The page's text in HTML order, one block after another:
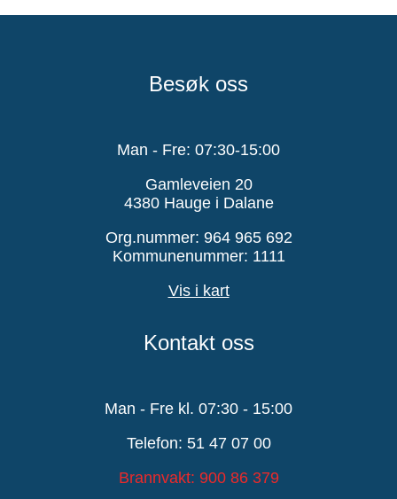
Besøk oss
Man - Fre: 07:30-15:00
Gamleveien 20
4380 Hauge i Dalane
Org.nummer: 964 965 692
Kommunenummer: 1111
Vis i kart
Kontakt oss
Man - Fre kl. 07:30 - 15:00
Telefon: 51 47 07 00
Brannvakt: 900 86 379